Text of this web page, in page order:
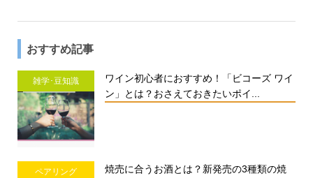
おすすめ記事
雑学･豆知識
ワイン初心者におすすめ！「ビコーズ ワイ
ン」とは？おさえておきたいポイ...
ペアリング
焼売に合うお酒とは？新発売の3種類の焼